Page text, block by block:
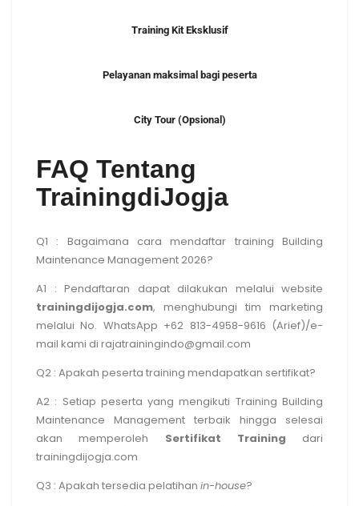
Training Kit Eksklusif
Pelayanan maksimal bagi peserta
City Tour (Opsional)
FAQ Tentang
TrainingdiJogja
Q1 : Bagaimana cara mendaftar training Building
Maintenance Management 2026?
A1 : Pendaftaran dapat dilakukan melalui website
trainingdijogja.com, menghubungi tim marketing
melalui No. WhatsApp +62 813-4958-9616 (Arief)/e-
mail kami di rajatrainingindo@gmail.com
Q2 : Apakah peserta training mendapatkan sertifikat?
A2 : Setiap peserta yang mengikuti Training Building
Maintenance Management terbaik hingga selesai
akan memperoleh Sertifikat Training dari
trainingdijogja.com
Q3 : Apakah tersedia pelatihan in-house?